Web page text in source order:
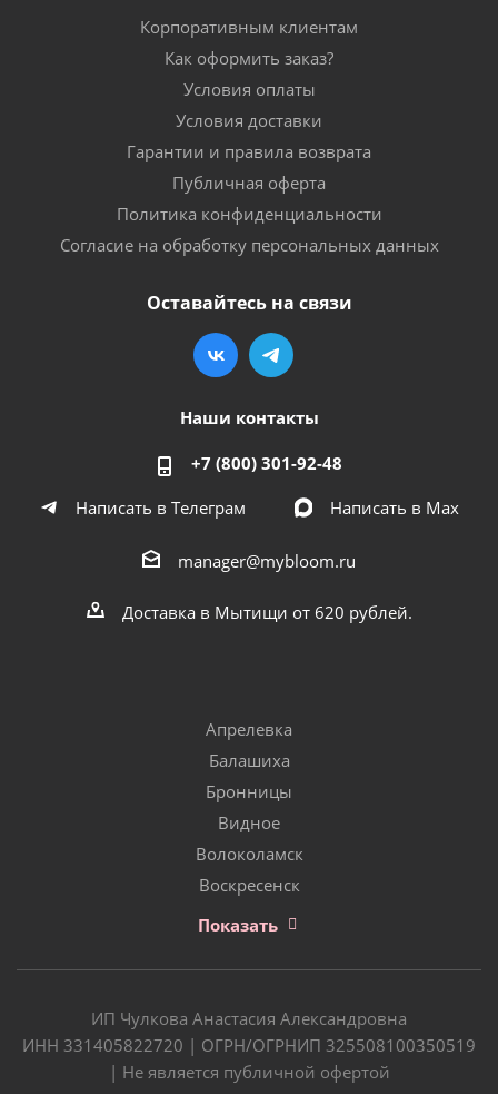
Корпоративным клиентам
Как оформить заказ?
Условия оплаты
Условия доставки
Гарантии и правила возврата
Публичная оферта
Политика конфиденциальности
Согласие на обработку персональных данных
Оставайтесь на связи
Наши контакты
+7 (800) 301-92-48
Написать в Телеграм
Написать в Мах
manager@mybloom.ru
Доставка в Мытищи от 620 рублей.
Апрелевка
Балашиха
Бронницы
Видное
Волоколамск
Воскресенск
Показать
ИП Чулкова Анастасия Александровна
ИНН 331405822720 | ОГРН/ОГРНИП 325508100350519
| Не является публичной офертой